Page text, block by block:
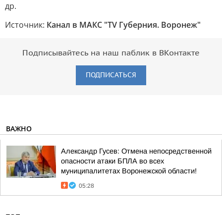
др.
Источник: Канал в МАКС "TV Губерния. Воронеж"
Подписывайтесь на наш паблик в ВКонтакте
ПОДПИСАТЬСЯ
ВАЖНО
Александр Гусев: Отмена непосредственной
опасности атаки БПЛА во всех
муниципалитетах Воронежской области!
05:28